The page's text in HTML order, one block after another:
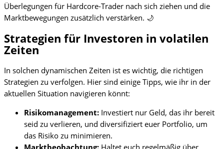
Überlegungen für Hardcore-Trader nach sich ziehen und die
Marktbewegungen zusätzlich verstärken. 🌙
Strategien für Investoren in volatilen
Zeiten
In solchen dynamischen Zeiten ist es wichtig, die richtigen
Strategien zu verfolgen. Hier sind einige Tipps, wie ihr in der
aktuellen Situation navigieren könnt:
Risikomanagement: Investiert nur Geld, das ihr bereit
seid zu verlieren, und diversifiziert euer Portfolio, um
das Risiko zu minimieren.
Marktbeobachtung: Haltet euch regelmäßig über